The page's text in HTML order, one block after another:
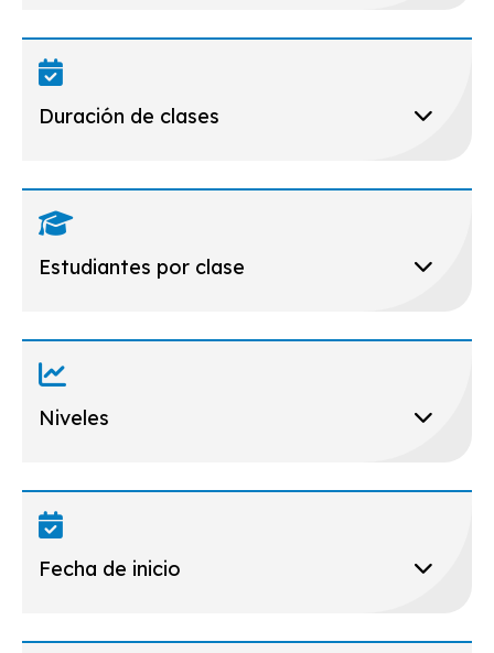
Duración de clases
Estudiantes por clase
Niveles
Fecha de inicio